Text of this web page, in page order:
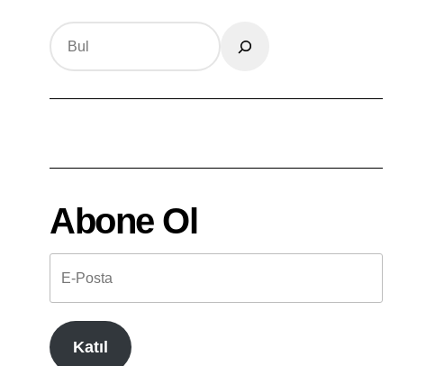
Abone Ol
Katıl